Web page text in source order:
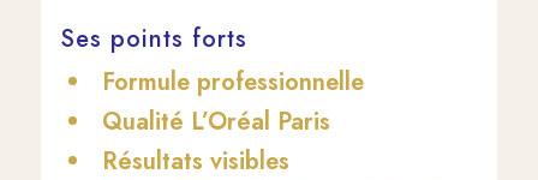
Ses points forts
Formule professionnelle
Qualité L’Oréal Paris
Résultats visibles